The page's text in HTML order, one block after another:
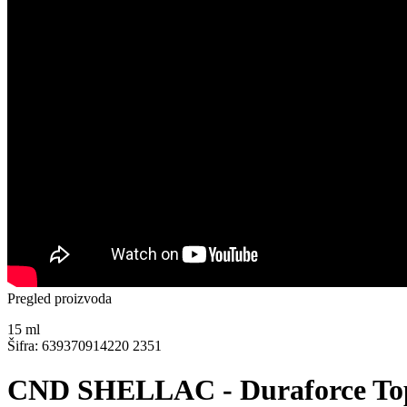
Pregled proizvoda
15 ml
Šifra: 639370914220 2351
CND SHELLAC - Duraforce